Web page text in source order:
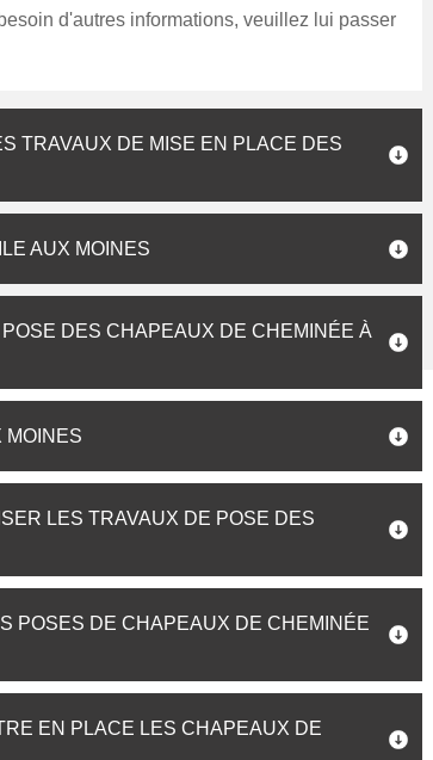
d'autres informations, veuillez lui passer
TRAVAUX DE MISE EN PLACE DES
AUX MOINES
DES CHAPEAUX DE CHEMINÉE À
MOINES
LES TRAVAUX DE POSE DES
POSES DE CHAPEAUX DE CHEMINÉE
EN PLACE LES CHAPEAUX DE